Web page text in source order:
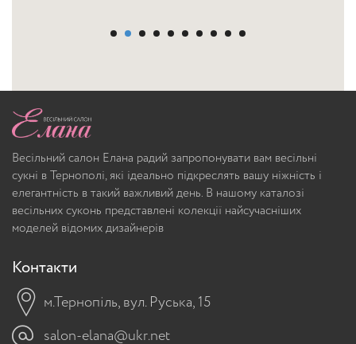
Весільний салон Елана радий запропонувати вам весільні
сукні в Тернополі, які ідеально підкреслять вашу ніжність і
елегантність в такий важливий день. В нашому каталозі
весільних суконь представлені колекції найсучасніших
моделей відомих дизайнерів
Контакти
м.Тернопіль, вул. Руська, 15
salon-elana@ukr.net